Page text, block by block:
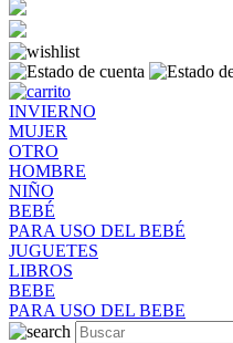
INVIERNO
MUJER
OTRO
HOMBRE
NIÑO
BEBÉ
PARA USO DEL BEBÉ
JUGUETES
LIBROS
BEBE
PARA USO DEL BEBE